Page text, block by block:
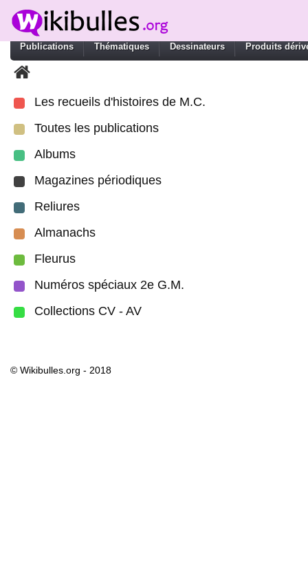
Publications Thématiques Dessinateurs Produits
Les recueils d'histoires de M.C.
Toutes les publications
Albums
Magazines périodiques
Reliures
Almanachs
Fleurus
Numéros spéciaux 2e G.M.
Collections CV - AV
© Wikibulles.org - 2018